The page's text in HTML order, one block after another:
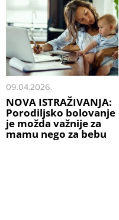
09.04.2026.
NOVA ISTRAŽIVANJA:
Porodiljsko bolovanje
je možda važnije za
mamu nego za bebu